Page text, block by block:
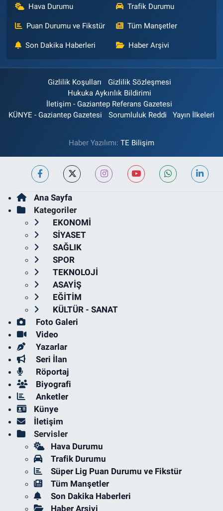
Hava Durumu Trafik Durumu
Puan Durumu ve Fikstür Tüm Manşetler
Son Dakika Haberleri Haber Arşivi
Gizlilik Koşulları
Gizlilik Sözleşmesi
Hukuka Aykırılık Bildirimi
İletişim - Gaziantep Referans Gazetesi
KÜNYE - Gaziantep Gazetesi
Sorumluluk Reddi Yayın İlkeleri
Haber Yazılımı: TE Bilişim
Ana Sayfa
Kategoriler
EKONOMİ
SİYASET
SAĞLIK
SPOR
TEKNOLOJİ
ASAYİŞ
EĞİTİM
KÜLTÜR - SANAT
Foto Galeri
Video
Yazarlar
Seri İlan
Röportaj
Biyografi
Anketler
Künye
İletişim
Servisler
Hava Durumu
Trafik Durumu
Süper Lig Puan Durumu ve Fikstür
Tüm Manşetler
Son Dakika Haberleri
Haber Arşivi